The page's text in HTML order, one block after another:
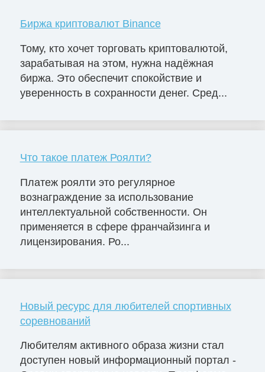
Биржа криптовалют Binance
Тому, кто хочет торговать криптовалютой,
зарабатывая на этом, нужна надёжная
биржа. Это обеспечит спокойствие и
уверенность в сохранности денег. Сред...
Что такое платеж Роялти?
Платеж роялти это регулярное
вознаграждение за использование
интеллектуальной собственности. Он
применяется в сфере франчайзинга и
лицензирования. Ро...
Новый ресурс для любителей спортивных
соревнований
Любителям активного образа жизни стал
доступен новый информационный портал -